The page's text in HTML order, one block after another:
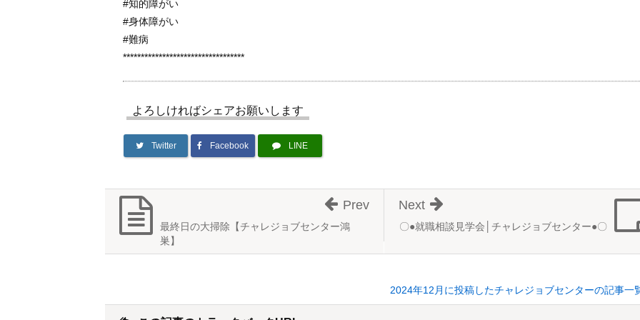
#知的障がい
#身体障がい
#難病
**********************************
よろしければシェアお願いします
Twitter Facebook LINE
〇●就職相談見学会│チャレジョブセンター●〇
Next
最終日の大掃除【チャレジョブセンター鴻
巣】
Prev
2024年12月に投稿したチャレジョブセンターの記事一